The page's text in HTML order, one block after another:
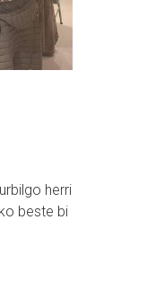
herri
beste bi